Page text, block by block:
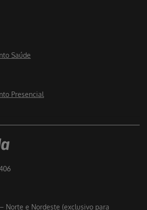
Norte e Nordeste (exclusivo para
Saúde
Presencial